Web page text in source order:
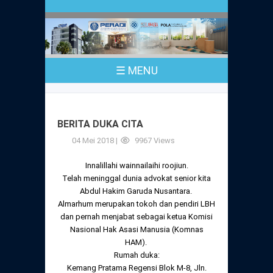
☰ MENU
Sejarah
Pusat Bantuan Hukum
Peraturan
Anggaran Dasar
Anggaran Rumah Tangga
Peraturan Magang
Peraturan Perpindahan Domisili Anggota
PKPA
UPA
Magang
Pengangkatan & Pengambilan Sumpah
Syarat Pengangkatan & Pengambilan
Sumpah
Pengumuman
Dewan Kehormatan
Dewan Kehormatan Pusat
Dewan Kehormatan Daerah
Peraturan Pelaksanaan
Komisi Pengawas
Komisi Pengawas Pusat
Komisi Pengawas Daerah
Peraturan Pelaksanaan
Internasional
Certificate of Good Standing (COGS)
BERITA DUKA CITA
04 Mei 2018 | 9967 Views
Innalillahi wainnailaihi roojiun.
Telah meninggal dunia advokat senior kita
Abdul Hakim Garuda Nusantara.
Almarhum merupakan tokoh dan pendiri LBH
dan pernah menjabat sebagai ketua Komisi
Nasional Hak Asasi Manusia (Komnas
HAM).
Rumah duka:
Kemang Pratama Regensi Blok M-8, Jln.